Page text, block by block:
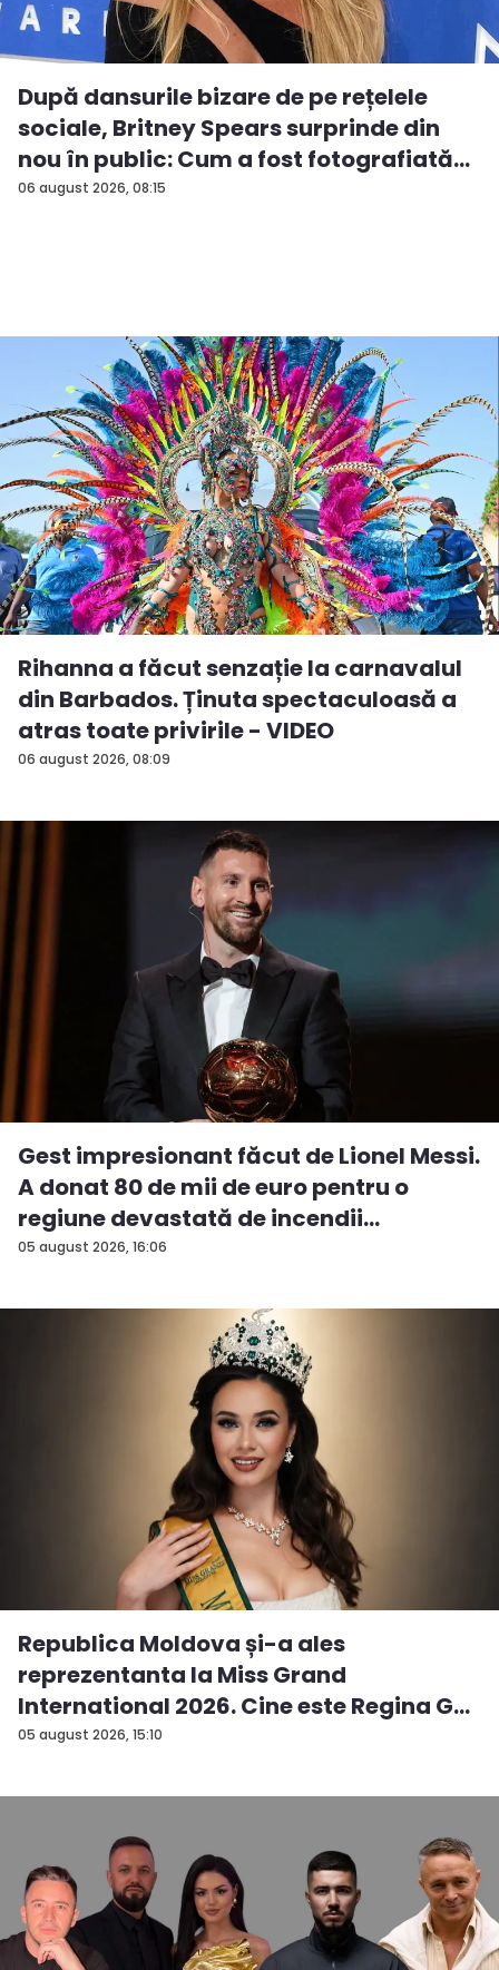
06 august 2026, 08:15
După dansurile bizare de pe rețelele
sociale, Britney Spears surprinde din
nou în public: Cum a fost fotografiată
î...
06 august 2026, 08:09
Rihanna a făcut senzație la carnavalul
din Barbados. Ținuta spectaculoasă a
atras toate privirile - VIDEO
05 august 2026, 16:06
Gest impresionant făcut de Lionel Messi.
A donat 80 de mii de euro pentru o
regiune devastată de incendii
05 august 2026, 15:10
Republica Moldova și-a ales
reprezentanta la Miss Grand
International 2026. Cine este Regina G...